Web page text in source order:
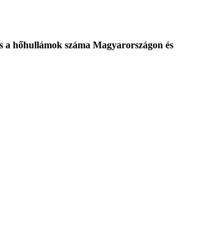
hőhullámok száma Magyarországon és